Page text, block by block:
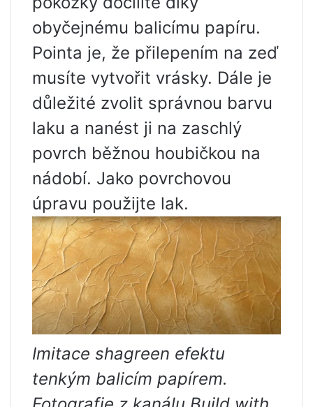
obyčejnému balicímu papíru.
Pointa je, že přilepením na zeď
musíte vytvořit vrásky. Dále je
důležité zvolit správnou barvu
laku a nanést ji na zaschlý
povrch běžnou houbičkou na
nádobí. Jako povrchovou
úpravu použijte lak.
Imitace shagreen efektu
tenkým balicím papírem.